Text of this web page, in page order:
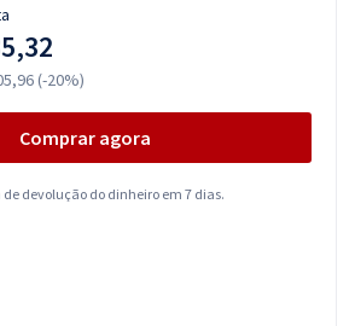
(-20%)
Comprar agora
devolução do dinheiro em 7 dias.